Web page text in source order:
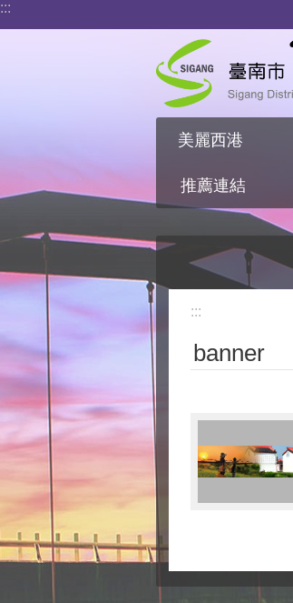
跳到主要內容區塊
:::
美麗西港
推薦連結
:::
banner